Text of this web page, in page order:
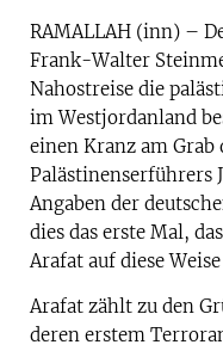
RAMALLAH (inn) –
Frank-Walter
Nahostreise die
im Westjordanland
einen Kranz am Grab
Palästinenserführers
Angaben der
dies das erste Mal,
Arafat auf diese
Arafat zählt zu den
deren erstem